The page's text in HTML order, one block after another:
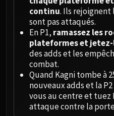
Twin
Plexus
The Soul
continu. Ils rejoignent
sont pas attaqués.
En P1, ramassez les
plateformes et
des adds et les
combat.
Quand Kagni tombe à
nouveaux adds et la
vous au centre et tuez
attaque contre la